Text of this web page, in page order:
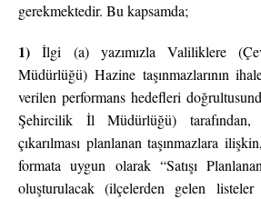
gerekmektedir. Bu kapsamda;
1) İlgi (a) yazımızla Valiliklere
Müdürlüğü) Hazine taşınmazlarının
verilen performans hedefleri
Şehircilik İl Müdürlüğü) tarafından,
çıkarılması planlanan taşınmazlara
formata uygun olarak “Satışı
oluşturulacak (ilçelerden gelen